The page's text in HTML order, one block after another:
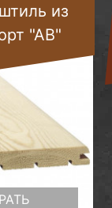
из
"АВ"